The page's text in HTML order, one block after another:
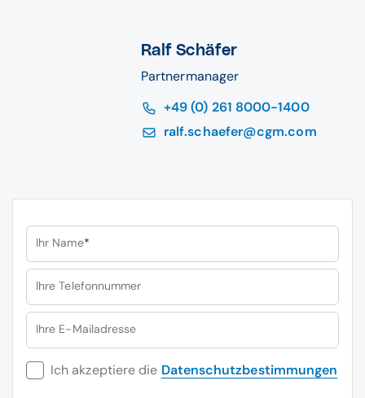
Ralf Schäfer
Partnermanager
+49 (0) 261 8000-1400
ralf.schaefer@cgm.com
Ihr Name*
Ihre Telefonnummer
Ihre E-Mailadresse
Ich akzeptiere die Datenschutzbestimmungen